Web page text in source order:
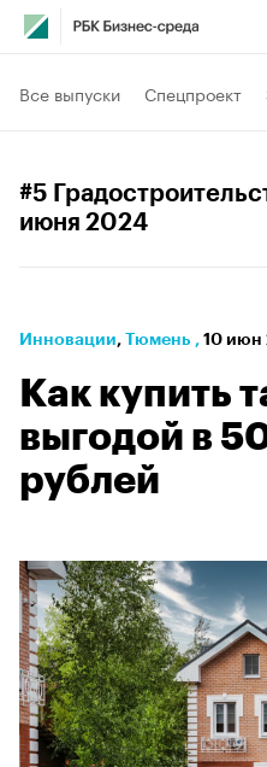
Все выпуски Спецпроект
#5
июня 2024
Инновации⁠, Тюмень , 10 июн
Как купить
выгодой в
рублей